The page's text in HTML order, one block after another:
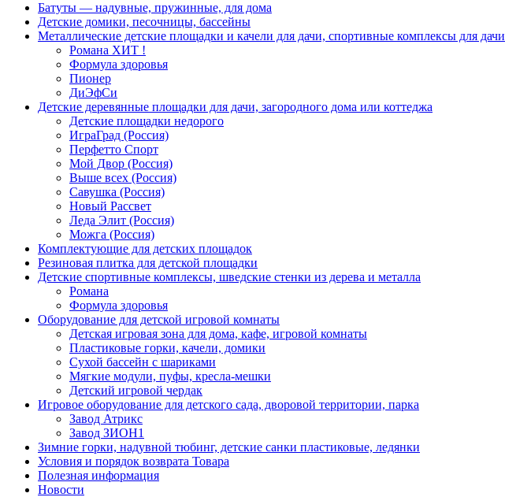
Батуты — надувные, пружинные, для дома
Детские домики, песочницы, бассейны
Металлические детские площадки и качели для дачи, спортивные комплексы для дачи
Романа ХИТ !
Формула здоровья
Пионер
ДиЭфСи
Детские деревянные площадки для дачи, загородного дома или коттеджа
Детские площадки недорого
ИграГрад (Россия)
Перфетто Спорт
Мой Двор (Россия)
Выше всех (Россия)
Савушка (Россия)
Новый Рассвет
Леда Элит (Россия)
Можга (Россия)
Комплектующие для детских площадок
Резиновая плитка для детской площадки
Детские спортивные комплексы, шведские стенки из дерева и металла
Романа
Формула здоровья
Оборудование для детской игровой комнаты
Детская игровая зона для дома, кафе, игровой комнаты
Пластиковые горки, качели, домики
Сухой бассейн с шариками
Мягкие модули, пуфы, кресла-мешки
Детский игровой чердак
Игровое оборудование для детского сада, дворовой территории, парка
Завод Атрикс
Завод ЗИОН1
Зимние горки, надувной тюбинг, детские санки пластиковые, ледянки
Условия и порядок возврата Товара
Полезная информация
Новости